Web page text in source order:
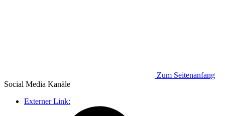
Zum Seitenanfang
Social Media Kanäle
Externer Link: